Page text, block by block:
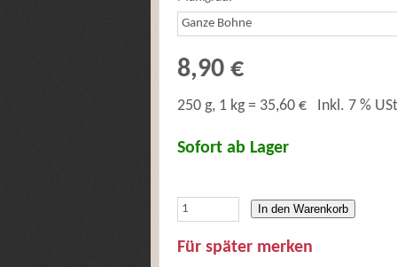
8,90 €
250 g, 1 kg = 35,60 € Inkl. 7 %
Sofort ab Lager
In den Warenkorb
Für später merken